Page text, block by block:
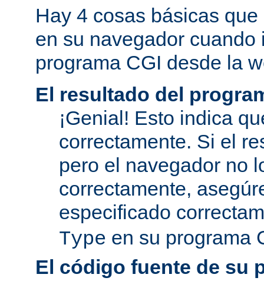
Hay 4 cosas básicas
en su navegador
programa CGI desde la
El resultado del
¡Genial! Esto indica
correctamente. Si el
pero el navegador no
correctamente,
especificado
Type en su programa
El código fuente de su